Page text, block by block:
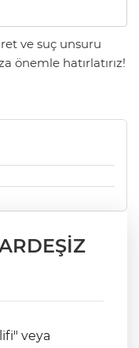
ve suç unsuru
önemle hatırlatırız!
veya